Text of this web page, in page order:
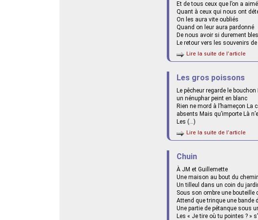
Et de tous ceux que l’on a aimé
Quant à ceux qui nous ont
On les aura vite oubliés
Quand on leur aura pardonné
De nous avoir si durement
Le retour vers les souvenirs de
Lire la suite de l’article
Les gros poissons
Le pêcheur regarde le
un nénuphar peint en blanc
Rien ne mord à l’hameçon La
absents Mais qu’importe Là
Les (…)
Lire la suite de l’article
Chuin
À JM et Guillemette
Une maison au bout du
Un tilleul dans un coin du
Sous son ombre une bouteille
Attend que trinque une bande
Une partie de pétanque sous
Les « Je tire où tu pointes ? »